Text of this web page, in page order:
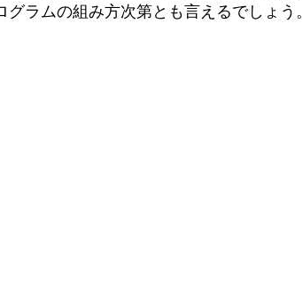
ラムの組み方次第とも言えるでしょう。